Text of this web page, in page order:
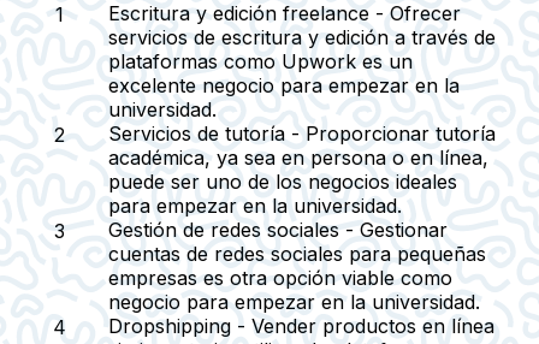
Escritura y edición freelance - Ofrecer
servicios de escritura y edición a través de
plataformas como Upwork es un
excelente negocio para empezar en la
universidad.
Servicios de tutoría - Proporcionar tutoría
académica, ya sea en persona o en línea,
puede ser uno de los negocios ideales
para empezar en la universidad.
Gestión de redes sociales - Gestionar
cuentas de redes sociales para pequeñas
empresas es otra opción viable como
negocio para empezar en la universidad.
Dropshipping - Vender productos en línea